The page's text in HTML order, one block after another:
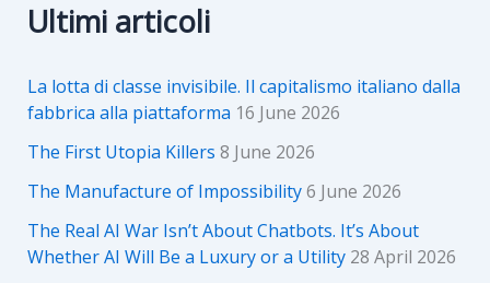
Ultimi articoli
La lotta di classe invisibile. Il capitalismo italiano dalla
fabbrica alla piattaforma 16 June 2026
The First Utopia Killers 8 June 2026
The Manufacture of Impossibility6 June 2026
The Real AI War Isn’t About Chatbots. It’s About
Whether AI Will Be a Luxury or a Utility 28 April 2026